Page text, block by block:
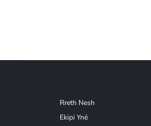
Rreth Nesh
Ekipi Ynë